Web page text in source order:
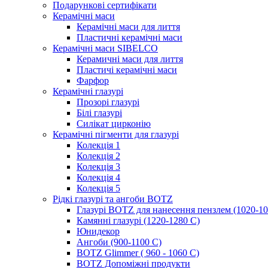
Подарункові сертифікати
Керамічні маси
Керамічні маси для лиття
Пластичні керамічні маси
Керамічні маси SIBELСO
Керамичні маси для лиття
Пластичі керамічні маси
Фарфор
Керамічні глазурі
Прозорі глазурі
Білі глазурі
Силікат цирконію
Керамічні пігменти для глазурі
Колекція 1
Колекція 2
Колекція 3
Колекція 4
Колекція 5
Рідкі глазурі та ангоби BOTZ
Глазурі BOTZ для нанесення пензлем (1020-
Камянні глазурі (1220-1280 С)
Юнидекор
Ангоби (900-1100 С)
BOTZ Glimmer ( 960 - 1060 С)
BOTZ Допоміжні продукти